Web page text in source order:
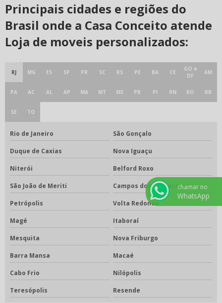
Principais cidades e regiões do
Brasil onde a Casa Conceito atende
Loja de moveis personalizados:
RJ MG ES SP PR SC RS PE BA CE
GO e
DF
AM
PA AC AL AP MA MT MS PB PI RN RO RR
SE TO
Rio de Janeiro São Gonçalo
Duque de Caxias Nova Iguaçu
Niterói Belford Roxo
São João de Meriti Campos dos Goytacazes
Petrópolis Volta Redonda
Magé Itaboraí
Mesquita Nova Friburgo
Barra Mansa Macaé
Cabo Frio Nilópolis
Teresópolis Resende
chamar no
WhatsApp